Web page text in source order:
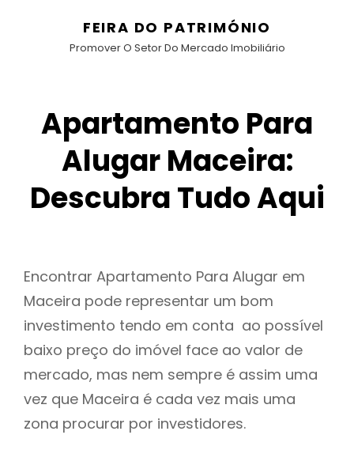
FEIRA DO PATRIMÓNIO
Promover O Setor Do Mercado Imobiliário
Apartamento Para
Alugar Maceira:
Descubra Tudo Aqui
Encontrar Apartamento Para Alugar em
Maceira pode representar um bom
investimento tendo em conta ao possível
baixo preço do imóvel face ao valor de
mercado, mas nem sempre é assim uma
vez que Maceira é cada vez mais uma
zona procurar por investidores.